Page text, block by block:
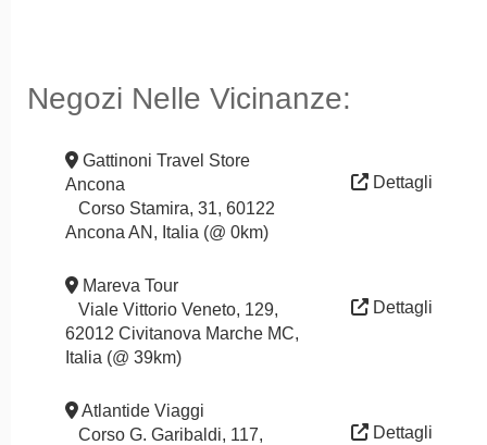
Negozi Nelle Vicinanze:
Gattinoni Travel Store
Ancona
Corso Stamira, 31, 60122
Ancona AN, Italia (@ 0km)
Dettagli
Mareva Tour
Viale Vittorio Veneto, 129,
62012 Civitanova Marche MC,
Italia (@ 39km)
Dettagli
Atlantide Viaggi
Corso G. Garibaldi, 117,
Dettagli